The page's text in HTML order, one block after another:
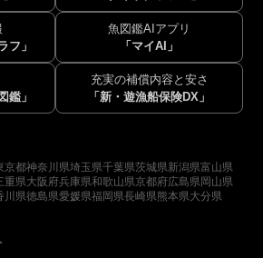
フ」
魚図鑑AIアプリ
「マイAI」
鑑」
充実の補償内容と安さ
「新・遊漁船保険DX」
京都神奈川県埼玉県千葉県茨城県新潟県富山県
重県大阪府兵庫県和歌山県京都府広島県岡山県
川県徳島県愛媛県福岡県長崎県熊本県大分県